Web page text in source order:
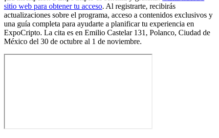
sitio web para obtener tu acceso. Al registrarte, recibirás
actualizaciones sobre el programa, acceso a contenidos exclusivos y
una guía completa para ayudarte a planificar tu experiencia en
ExpoCripto. La cita es en Emilio Castelar 131, Polanco, Ciudad de
México del 30 de octubre al 1 de noviembre.